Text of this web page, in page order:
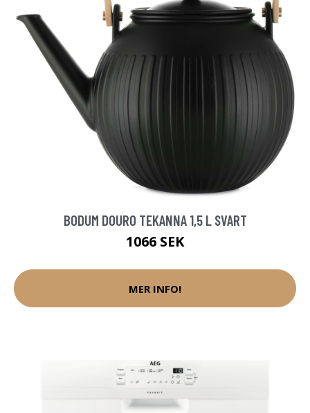
BODUM DOURO TEKANNA 1,5 L SVART
1066 SEK
MER INFO!